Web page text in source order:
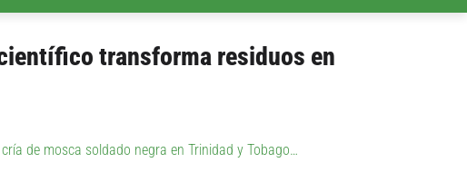
transforma residuos en
de mosca soldado negra en Trinidad y Tobago…